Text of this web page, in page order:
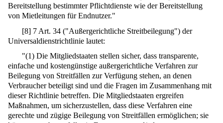
Bereitstellung bestimmter Pflichtdienste wie der Bereitstellung
von Mietleitungen für Endnutzer."
[8] 7 Art. 34 ("Außergerichtliche Streitbeilegung") der
Universaldienstrichtlinie lautet:
"(1) Die Mitgliedstaaten stellen sicher, dass transparente,
einfache und kostengünstige außergerichtliche Verfahren zur
Beilegung von Streitfällen zur Verfügung stehen, an denen
Verbraucher beteiligt sind und die Fragen im Zusammenhang mit
dieser Richtlinie betreffen. Die Mitgliedstaaten ergreifen
Maßnahmen, um sicherzustellen, dass diese Verfahren eine
gerechte und zügige Beilegung von Streitfällen ermöglichen; sie